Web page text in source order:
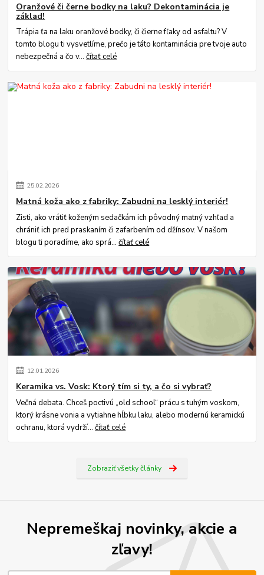
Oranžové či černe bodky na laku? Dekontaminácia je
základ!
Trápia ťa na laku oranžové bodky, či čierne fľaky od asfaltu? V
tomto blogu ti vysvetlíme, prečo je táto kontaminácia pre tvoje auto
nebezpečná a čo v...čítať celé
25.02.2026
Matná koža ako z fabriky: Zabudni na lesklý interiér!
Zisti, ako vrátiť koženým sedačkám ich pôvodný matný vzhľad a
chrániť ich pred praskaním či zafarbením od džínsov. V našom
blogu ti poradíme, ako sprá...čítať celé
12.01.2026
Keramika vs. Vosk: Ktorý tím si ty, a čo si vybrať?
Večná debata. Chceš poctivú „old school“ prácu s tuhým voskom,
ktorý krásne vonia a vytiahne hĺbku laku, alebo modernú keramickú
ochranu, ktorá vydrží...čítať celé
Zobraziť všetky články
Nepremeškaj novinky, akcie a
zľavy!